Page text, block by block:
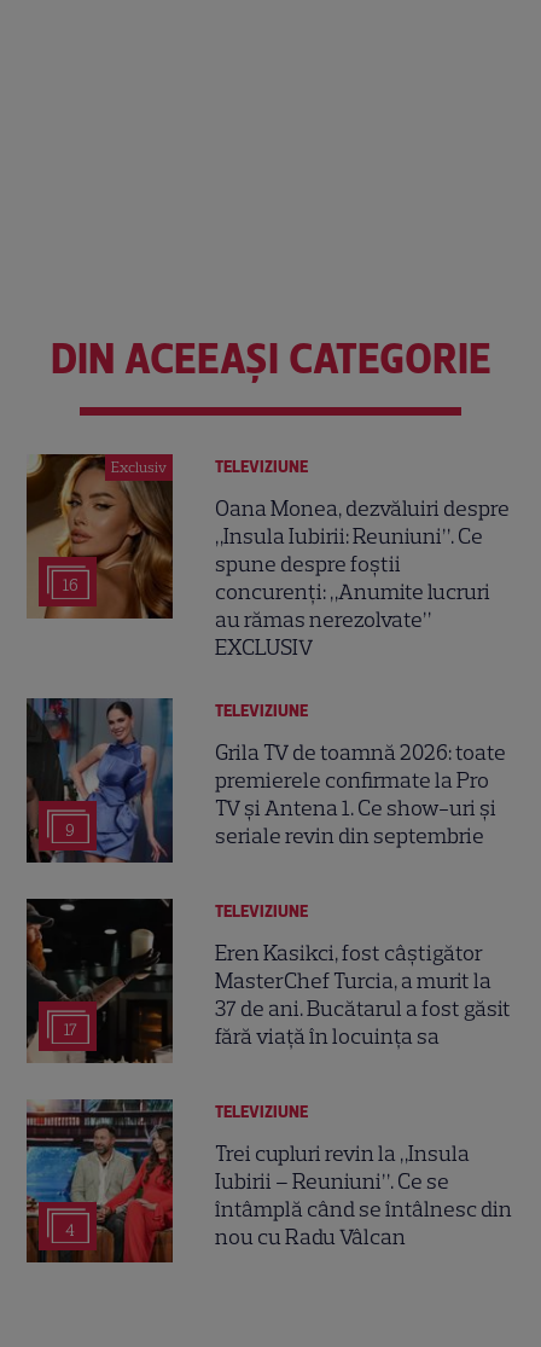
DIN ACEEAȘI CATEGORIE
Exclusiv
16
TELEVIZIUNE
Oana Monea, dezvăluiri despre
„Insula Iubirii: Reuniuni”. Ce
spune despre foștii
concurenți: „Anumite lucruri
au rămas nerezolvate”
EXCLUSIV
9
TELEVIZIUNE
Grila TV de toamnă 2026: toate
premierele confirmate la Pro
TV și Antena 1. Ce show-uri și
seriale revin din septembrie
17
TELEVIZIUNE
Eren Kasikci, fost câștigător
MasterChef Turcia, a murit la
37 de ani. Bucătarul a fost găsit
fără viață în locuința sa
4
TELEVIZIUNE
Trei cupluri revin la „Insula
Iubirii – Reuniuni”. Ce se
întâmplă când se întâlnesc din
nou cu Radu Vâlcan